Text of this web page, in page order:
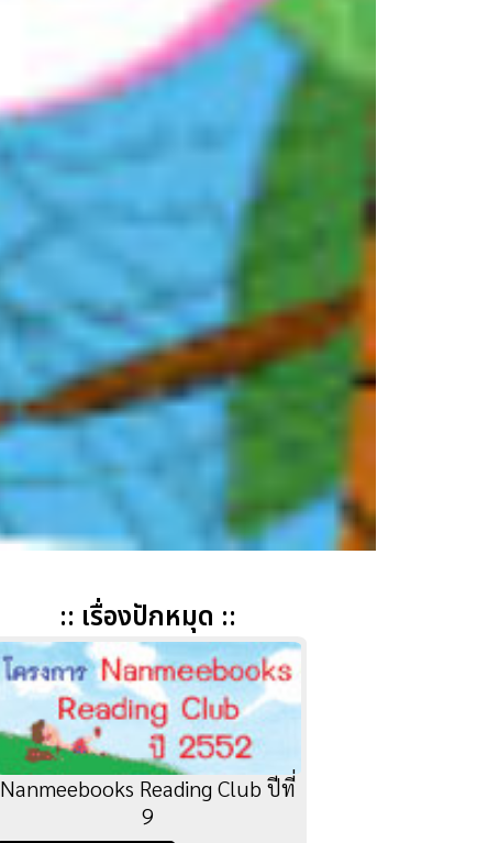
:: เรื่องปักหมุด ::
Nanmeebooks Reading Club ปีที่
9